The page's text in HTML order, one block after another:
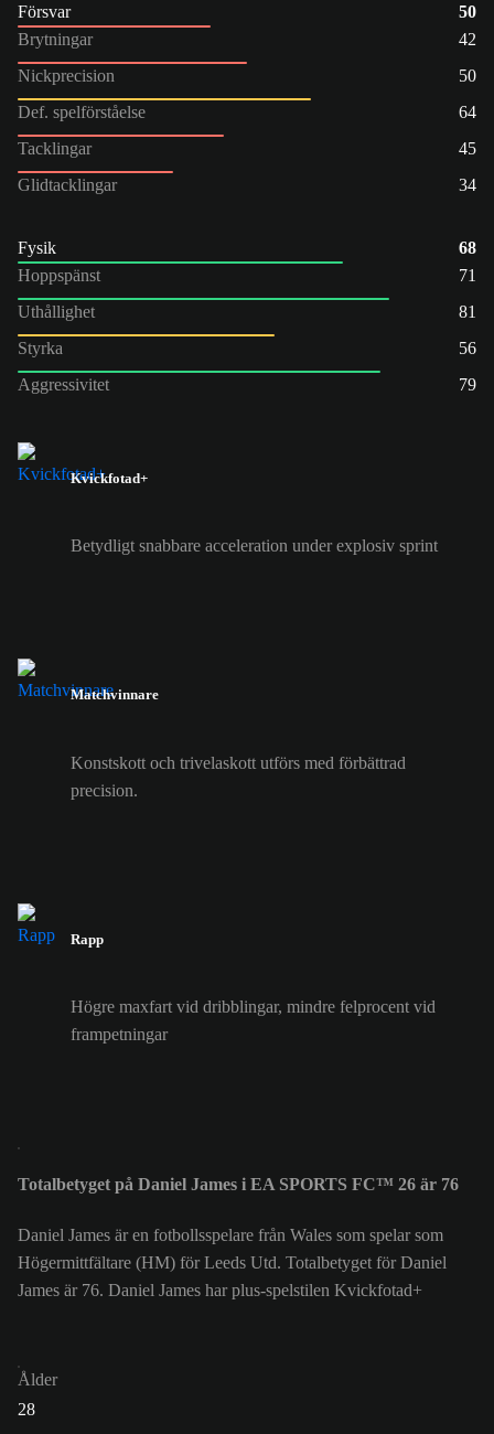
Försvar
50
Brytningar
42
Nickprecision
50
Def. spelförståelse
64
Tacklingar
45
Glidtacklingar
34
Fysik
68
Hoppspänst
71
Uthållighet
81
Styrka
56
Aggressivitet
79
Kvickfotad+
Betydligt snabbare acceleration under explosiv sprint
Matchvinnare
Konstskott och trivelaskott utförs med förbättrad
precision.
Rapp
Högre maxfart vid dribblingar, mindre felprocent vid
frampetningar
Totalbetyget på Daniel James i EA SPORTS FC™ 26 är 76
Daniel James är en fotbollsspelare från Wales som spelar som
Högermittfältare (HM) för Leeds Utd. Totalbetyget för Daniel
James är 76. Daniel James har plus-spelstilen Kvickfotad+
Ålder
28